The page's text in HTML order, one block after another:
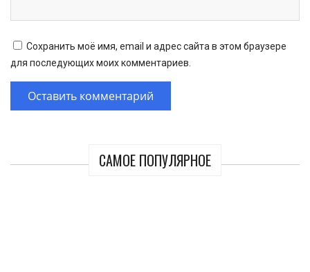
САМОЕ ПОПУЛЯРНОЕ
Сохранить моё имя, email и адрес сайта в этом браузере
для последующих моих комментариев.